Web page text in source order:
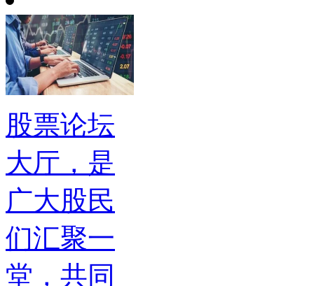
股票论坛
大厅，是
广大股民
们汇聚一
堂，共同